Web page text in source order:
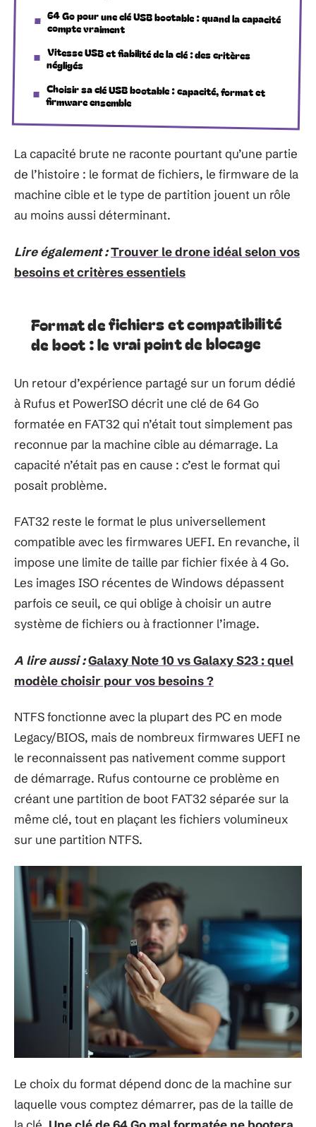
64 Go pour une clé USB bootable : quand la capacité
compte vraiment
Vitesse USB et fiabilité de la clé : des critères
négligés
Choisir sa clé USB bootable : capacité, format et
firmware ensemble
La capacité brute ne raconte pourtant qu’une partie
de l’histoire : le format de fichiers, le firmware de la
machine cible et le type de partition jouent un rôle
au moins aussi déterminant.
Lire également :Trouver le drone idéal selon vos
besoins et critères essentiels
Format de fichiers et compatibilité
de boot : le vrai point de blocage
Un retour d’expérience partagé sur un forum dédié
à Rufus et PowerISO décrit une clé de 64 Go
formatée en FAT32 qui n’était tout simplement pas
reconnue par la machine cible au démarrage. La
capacité n’était pas en cause : c’est le format qui
posait problème.
FAT32 reste le format le plus universellement
compatible avec les firmwares UEFI. En revanche, il
impose une limite de taille par fichier fixée à 4 Go.
Les images ISO récentes de Windows dépassent
parfois ce seuil, ce qui oblige à choisir un autre
système de fichiers ou à fractionner l’image.
A lire aussi :Galaxy Note 10 vs Galaxy S23 : quel
modèle choisir pour vos besoins ?
NTFS fonctionne avec la plupart des PC en mode
Legacy/BIOS, mais de nombreux firmwares UEFI ne
le reconnaissent pas nativement comme support
de démarrage. Rufus contourne ce problème en
créant une partition de boot FAT32 séparée sur la
même clé, tout en plaçant les fichiers volumineux
sur une partition NTFS.
Le choix du format dépend donc de la machine sur
laquelle vous comptez démarrer, pas de la taille de